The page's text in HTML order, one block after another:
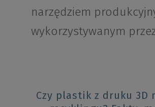
narzędziem
wykorzystywanym
Czy plastik z druku 3D